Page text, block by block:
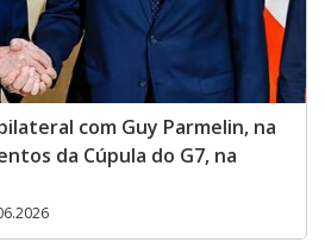
com Guy Parmelin, na
da Cúpula do G7, na